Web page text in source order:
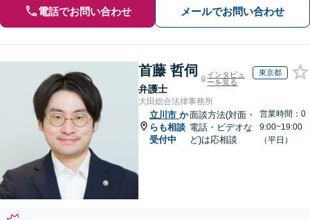
電話でお問い合わせ メールでお問い合わせ
首藤 哲伺
弁護士
インタビュ
ーを見る
東京都
大田総合法律事務所
立川市 か
らも相談
受付中
面談方法(対面・
電話・ビデオな
ど)は応相談
営業時間：0
9:00~19:00
（平日）